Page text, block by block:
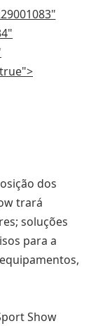
dos
trará
soluções
para a
Show